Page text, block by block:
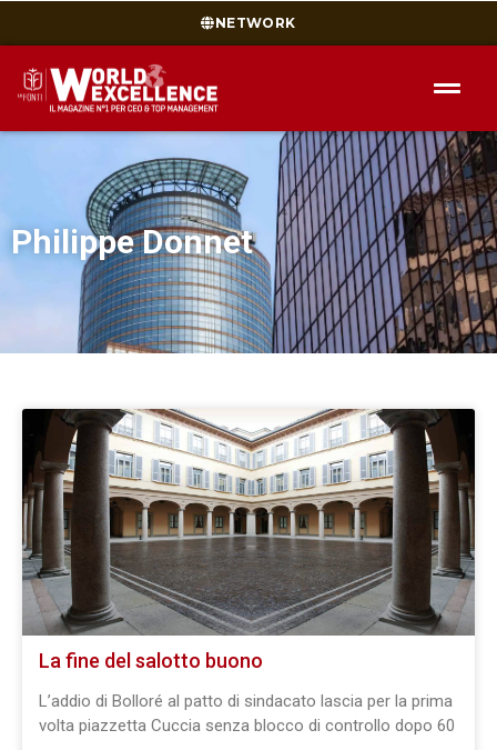
NETWORK
Philippe Donnet
La fine del salotto buono
L’addio di Bolloré al patto di sindacato lascia per la prima
volta piazzetta Cuccia senza blocco di controllo dopo 60